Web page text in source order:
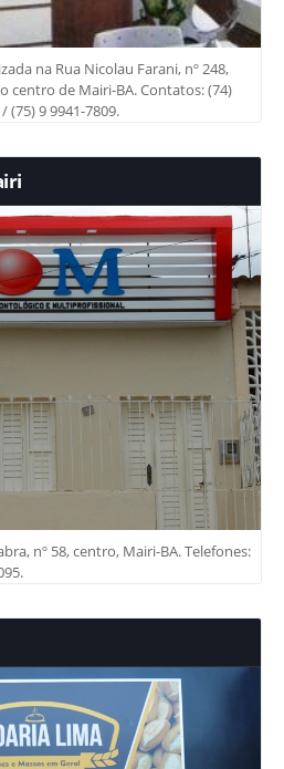
na Rua Nicolau Farani, nº 248,
centro de Mairi-BA. Contatos: (74)
(75) 9 9941-7809.
nº 58, centro, Mairi-BA. Telefones: